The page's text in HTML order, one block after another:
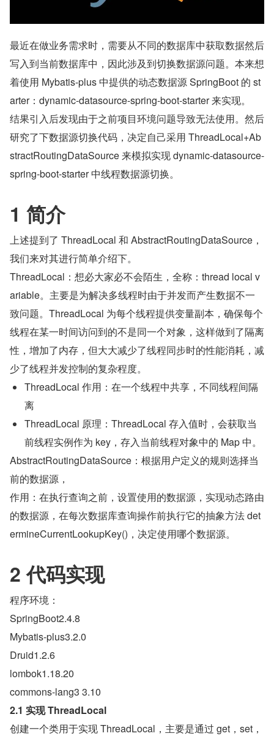
最近在做业务需求时，需要从不同的数据库中获取数据然后
写入到当前数据库中，因此涉及到切换数据源问题。本来想
着使用 Mybatis-plus 中提供的动态数据源 SpringBoot 的 st
arter：dynamic-datasource-spring-boot-starter 来实现。
结果引入后发现由于之前项目环境问题导致无法使用。然后
研究了下数据源切换代码，决定自己采用 ThreadLocal+Ab
stractRoutingDataSource 来模拟实现 dynamic-datasource-
spring-boot-starter 中线程数据源切换。
1 简介
上述提到了 ThreadLocal 和 AbstractRoutingDataSource，
我们来对其进行简单介绍下。
ThreadLocal：想必大家必不会陌生，全称：thread local v
ariable。主要是为解决多线程时由于并发而产生数据不一
致问题。ThreadLocal 为每个线程提供变量副本，确保每个
线程在某一时间访问到的不是同一个对象，这样做到了隔离
性，增加了内存，但大大减少了线程同步时的性能消耗，减
少了线程并发控制的复杂程度。
ThreadLocal 作用：在一个线程中共享，不同线程间隔
离
ThreadLocal 原理：ThreadLocal 存入值时，会获取当
前线程实例作为 key，存入当前线程对象中的 Map 中。
AbstractRoutingDataSource：根据用户定义的规则选择当
前的数据源，
作用：在执行查询之前，设置使用的数据源，实现动态路由
的数据源，在每次数据库查询操作前执行它的抽象方法 det
ermineCurrentLookupKey()，决定使用哪个数据源。
2 代码实现
程序环境：
SpringBoot2.4.8
Mybatis-plus3.2.0
Druid1.2.6
lombok1.18.20
commons-lang3 3.10
2.1 实现 ThreadLocal
创建一个类用于实现 ThreadLocal，主要是通过 get，set，